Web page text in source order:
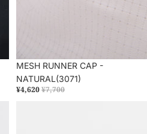
セール
MESH RUNNER CAP -
NATURAL(3071)
¥4,620¥7,700